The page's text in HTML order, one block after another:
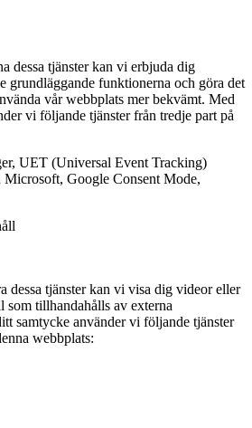
dessa tjänster kan vi erbjuda dig
grundläggande funktionerna och göra det
vår webbplats mer bekvämt. Med
vi följande tjänster från tredje part på
UET (Universal Event Tracking)
Microsoft, Google Consent Mode,
dessa tjänster kan vi visa dig videor eller
som tillhandahålls av externa
samtycke använder vi följande tjänster
webbplats: